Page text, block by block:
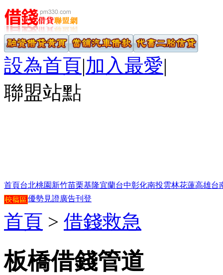
設為首頁|加入最愛|
聯盟站點
首頁台北桃園 新竹苗栗基隆宜蘭台中彰化南投雲林花蓮高雄台
優勢見證廣告刊登
首頁 > 借錢救急
板橋借錢管道